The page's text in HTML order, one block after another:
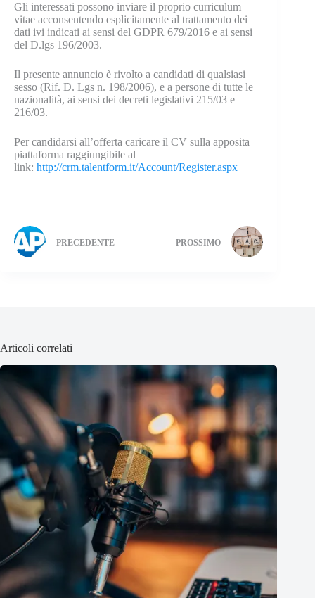
Gli interessati possono inviare il proprio curriculum
vitae acconsentendo esplicitamente al trattamento dei
dati ivi indicati ai sensi del GDPR 679/2016 e ai sensi
del D.lgs 196/2003.
Il presente annuncio è rivolto a candidati di qualsiasi
sesso (Rif. D. Lgs n. 198/2006), e a persone di tutte le
nazionalità, ai sensi dei decreti legislativi 215/03 e
216/03.
Per candidarsi all’offerta caricare il CV sulla apposita
piattaforma raggiungibile al
link: http://crm.talentform.it/Account/Register.aspx
PRECEDENTE PROSSIMO
Articoli correlati